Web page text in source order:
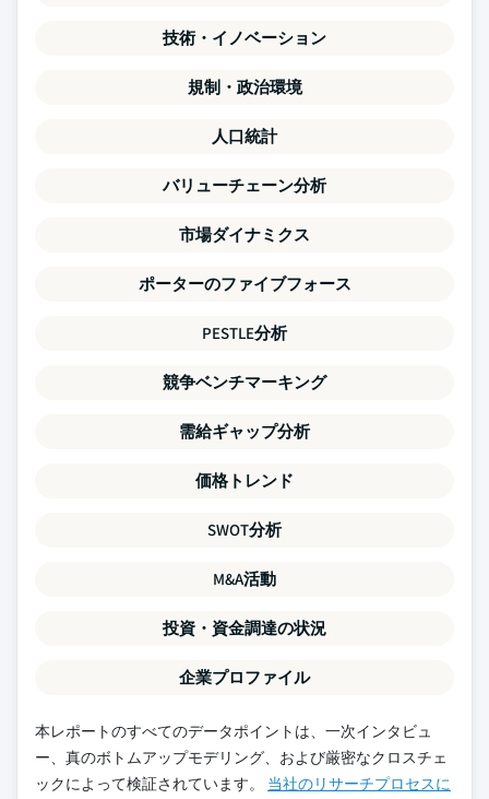
技術・イノベーション
規制・政治環境
人口統計
バリューチェーン分析
市場ダイナミクス
ポーターのファイブフォース
PESTLE分析
競争ベンチマーキング
需給ギャップ分析
価格トレンド
SWOT分析
M&A活動
投資・資金調達の状況
企業プロファイル
本レポートのすべてのデータポイントは、一次インタビュ
ー、真のボトムアップモデリング、および厳密なクロスチェ
ックによって検証されています。 当社のリサーチプロセスに